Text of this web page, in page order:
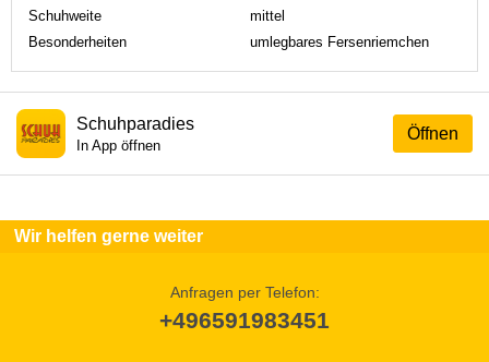
Schuhweite
mittel
Besonderheiten
umlegbares Fersenriemchen
Öffnen
Schuhparadies
In App öffnen
Wir helfen gerne weiter
Anfragen per Telefon:
+496591983451